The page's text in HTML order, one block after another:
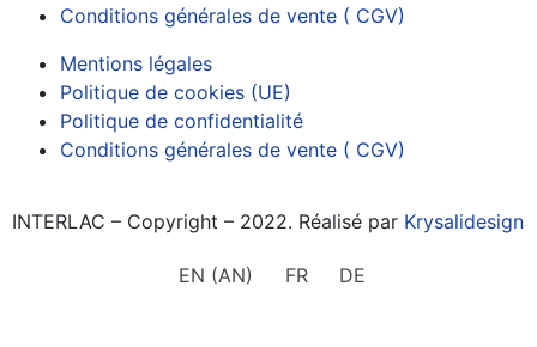
Conditions générales de vente ( CGV)
Mentions légales
Politique de cookies (UE)
Politique de confidentialité
Conditions générales de vente ( CGV)
INTERLAC – Copyright – 2022. Réalisé par Krysalidesign
EN (AN) FR DE